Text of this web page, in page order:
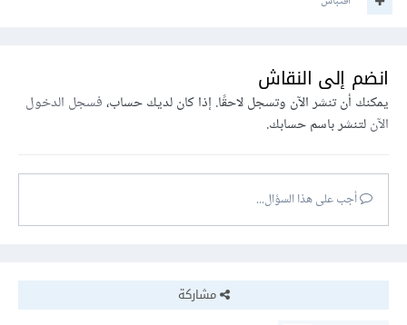
انضم إلى النقاش
يمكنك أن تنشر الآن وتسجل لاحقًا. إذا كان لديك حساب،فسجل الدخول
الآنلتنشر باسم حسابك.
أجب على هذا السؤال...
مشاركة